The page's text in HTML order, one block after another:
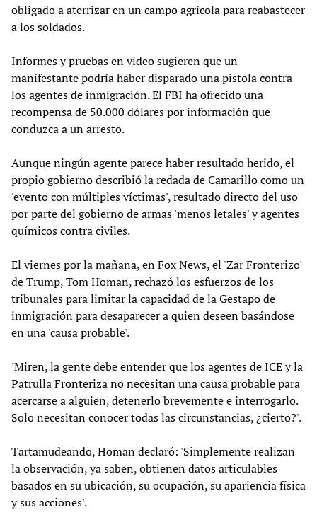
obligado a aterrizar en un campo agrícola para reabastecer
a los soldados.
Informes y pruebas en video sugieren que un
manifestante podría haber disparado una pistola contra
los agentes de inmigración. El FBI ha ofrecido una
recompensa de 50.000 dólares por información que
conduzca a un arresto.
Aunque ningún agente parece haber resultado herido, el
propio gobierno describió la redada de Camarillo como un
'evento con múltiples víctimas', resultado directo del uso
por parte del gobierno de armas 'menos letales' y agentes
químicos contra civiles.
El viernes por la mañana, en Fox News, el 'Zar Fronterizo'
de Trump, Tom Homan, rechazó los esfuerzos de los
tribunales para limitar la capacidad de la Gestapo de
inmigración para desaparecer a quien deseen basándose
en una 'causa probable'.
'Miren, la gente debe entender que los agentes de ICE y la
Patrulla Fronteriza no necesitan una causa probable para
acercarse a alguien, detenerlo brevemente e interrogarlo.
Solo necesitan conocer todas las circunstancias, ¿cierto?'.
Tartamudeando, Homan declaró: 'Simplemente realizan
la observación, ya saben, obtienen datos articulables
basados en su ubicación, su ocupación, su apariencia física
y sus acciones'.